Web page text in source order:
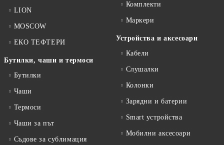
LION
MOSCOW
ЕКО ТЕФТЕРИ
Бутилки, чаши и термоси
Бутилки
Чаши
Термоси
Чаши за път
Съдове за сублимация
Комплекти
Маркери
Устройства и аксесоари
Кабели
Слушалки
Колонки
Зарядни и батерии
Smart устройства
Мобилни аксесоари